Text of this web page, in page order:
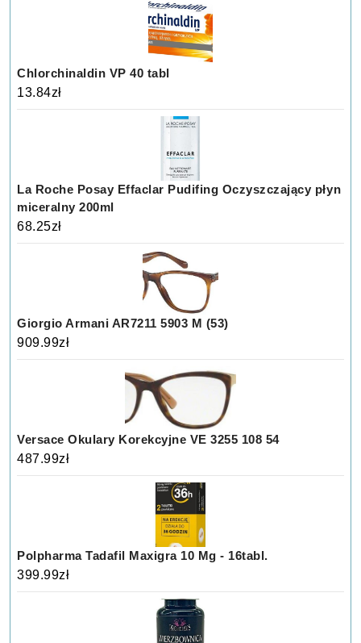
Chlorchinaldin VP 40 tabl
13.84zł
La Roche Posay Effaclar Pudifing Oczyszczający płyn
miceralny 200ml
68.25zł
Giorgio Armani AR7211 5903 M (53)
909.99zł
Versace Okulary Korekcyjne VE 3255 108 54
487.99zł
Polpharma Tadafil Maxigra 10 Mg - 16tabl.
399.99zł